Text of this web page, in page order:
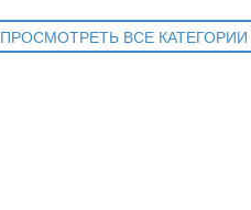
ПРОСМОТРЕТЬ ВСЕ КАТЕГОРИИ